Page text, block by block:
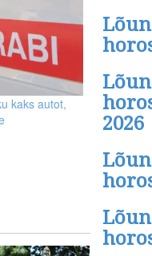
kaks autot,
2026